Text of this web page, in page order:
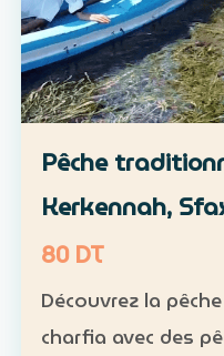
Pêche
Kerkennah,
80 DT
Découvrez la
charfia avec des